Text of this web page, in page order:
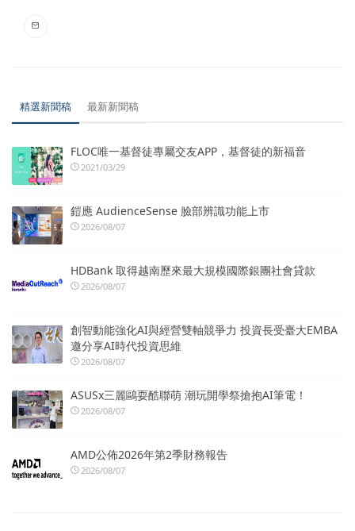
精選新聞稿 最新新聞稿
FLOC唯一基督徒專屬交友APP，基督徒的新福音
2021/03/29
鎧應 AudienceSense 臉部辨識功能上市
2026/08/07
HDBank 取得越南歷來最大規模國際銀團社會貸款
2026/08/07
創智動能強化AI與經營雙軸競爭力 投資長受臺大EMBA
邀分享AI時代投資思維
2026/08/07
ASUSx三麗鷗耍酷聯萌 潮玩開學祭搶抱AI筆電！
2026/08/07
AMD公佈2026年第2季財務報告
2026/08/07